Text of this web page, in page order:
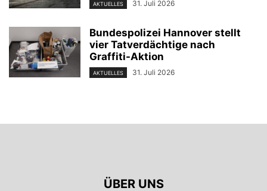
AKTUELLES 31. Juli 2026
Bundespolizei Hannover stellt
vier Tatverdächtige nach
Graffiti-Aktion
AKTUELLES 31. Juli 2026
ÜBER UNS